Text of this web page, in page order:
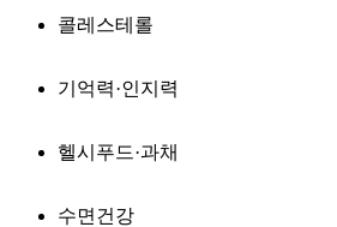
콜레스테롤
기억력·인지력
헬시푸드·과채
수면건강